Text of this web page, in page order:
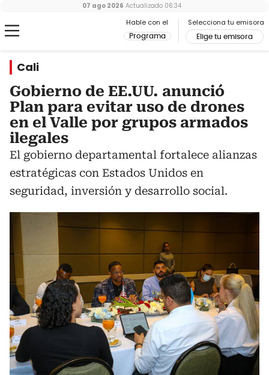
Hable con el
Programa
Selecciona tu emisora
Elige tu emisora
07 ago 2026 Actualizado 06:34
Cali
Gobierno de EE.UU. anunció
Plan para evitar uso de drones
en el Valle por grupos armados
ilegales
El gobierno departamental fortalece alianzas
estratégicas con Estados Unidos en
seguridad, inversión y desarrollo social.